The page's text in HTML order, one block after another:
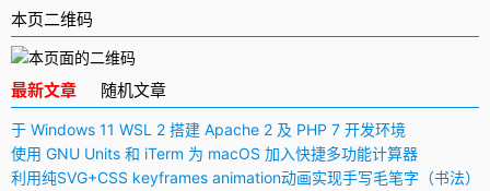
本页二维码
最新文章 随机文章
于 Windows 11 WSL 2 搭建 Apache 2 及 PHP 7 开发环境
使用 GNU Units 和 iTerm 为 macOS 加入快捷多功能计算器
利用纯SVG+CSS keyframes animation动画实现手写毛笔字（书法）